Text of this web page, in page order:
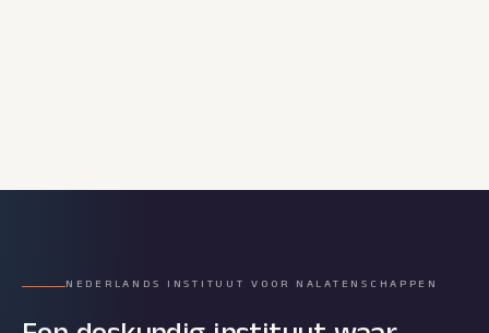
NEDERLANDS INSTITUUT VOOR NALATENSCHAPPEN